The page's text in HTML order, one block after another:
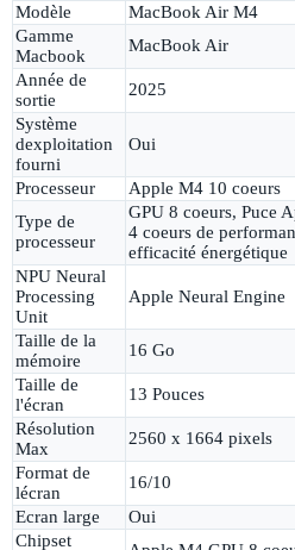
Modèle
MacBook Air M4
Gamme
Macbook
MacBook Air
Année de
sortie
2025
Système
dexploitation
fourni
Oui
Processeur
Apple M4 10 coeurs
Type de
processeur
GPU 8 coeurs, Puce
4 coeurs de
efficacité énergétique
NPU Neural
Processing
Unit
Apple Neural Engine
Taille de la
mémoire
16 Go
Taille de
l'écran
13 Pouces
Résolution
Max
2560 x 1664 pixels
Format de
lécran
16/10
Ecran large
Oui
Chipset